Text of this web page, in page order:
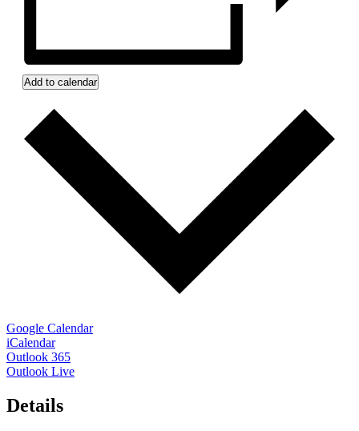
Add to calendar
Google Calendar
iCalendar
Outlook 365
Outlook Live
Details